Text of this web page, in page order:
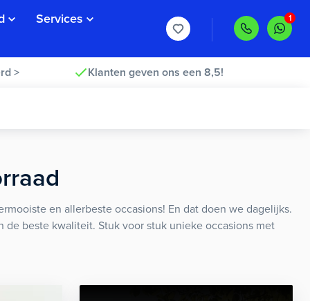
Services
> Klanten geven ons een 8,5!
en allerbeste occasions! En dat doen we dagelijks.
beste kwaliteit. Stuk voor stuk unieke occasions met